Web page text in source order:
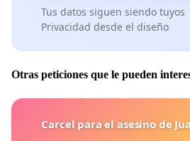
Tus datos siguen siendo tuyos
Privacidad desde el diseño
Otras peticiones que le pueden
Carcel para el asesino de